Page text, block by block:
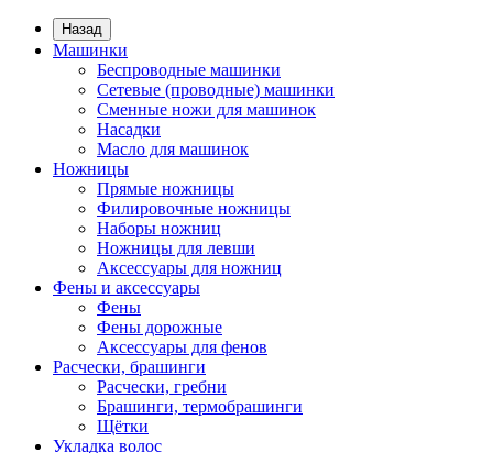
Назад
Машинки
Беспроводные машинки
Сетевые (проводные) машинки
Сменные ножи для машинок
Насадки
Масло для машинок
Ножницы
Прямые ножницы
Филировочные ножницы
Наборы ножниц
Ножницы для левши
Аксессуары для ножниц
Фены и аксессуары
Фены
Фены дорожные
Аксессуары для фенов
Расчески, брашинги
Расчески, гребни
Брашинги, термобрашинги
Щётки
Укладка волос